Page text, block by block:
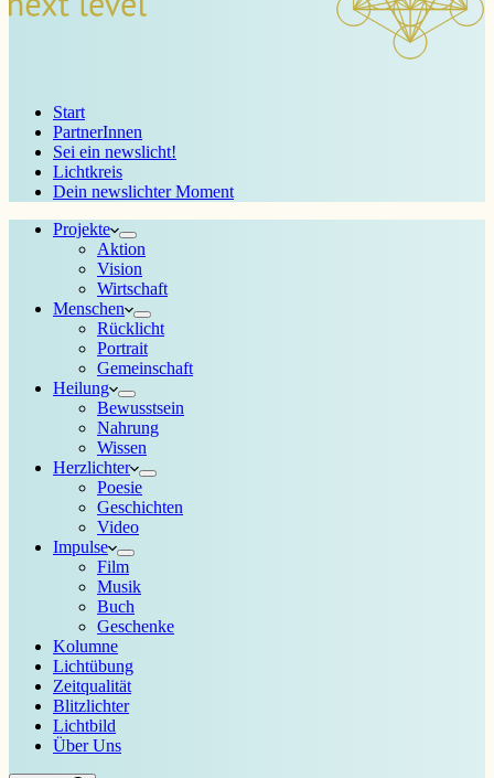
Start
PartnerInnen
Sei ein newslicht!
Lichtkreis
Dein newslichter Moment
Projekte
Aktion
Vision
Wirtschaft
Menschen
Rücklicht
Portrait
Gemeinschaft
Heilung
Bewusstsein
Nahrung
Wissen
Herzlichter
Poesie
Geschichten
Video
Impulse
Film
Musik
Buch
Geschenke
Kolumne
Lichtübung
Zeitqualität
Blitzlichter
Lichtbild
Über Uns